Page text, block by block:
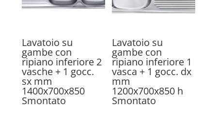
Lavatoio su
gambe con
ripiano inferiore 2
vasche + 1 gocc.
sx mm
1400x700x850
Smontato
Lavatoio su
gambe con
ripiano inferiore 1
vasca + 1 gocc. dx
mm
1200x700x850 h
Smontato